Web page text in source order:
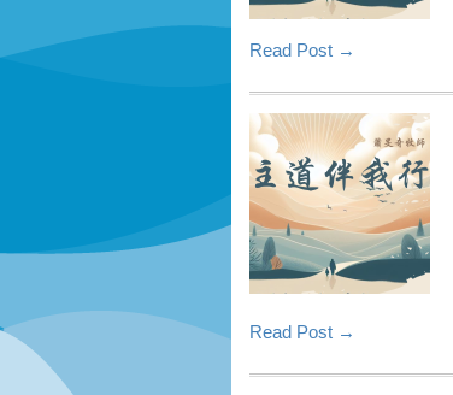
Read Post →
Read Post →